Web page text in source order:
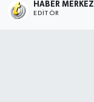
HABER MERKEZI
EDITÖR